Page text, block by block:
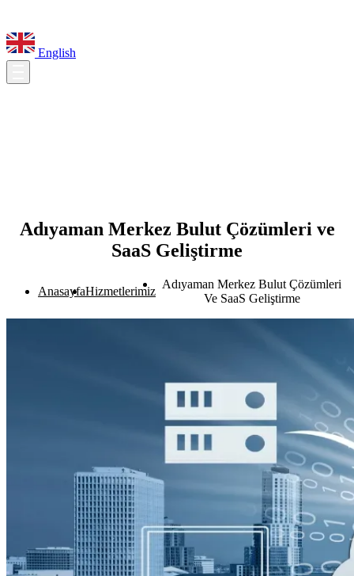
English
Adıyaman Merkez Bulut Çözümleri ve
SaaS Geliştirme
AnasayfaHizmetlerimiz
Adıyaman Merkez Bulut Çözümleri
Ve SaaS Geliştirme